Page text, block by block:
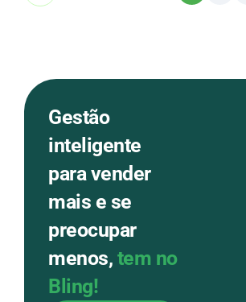
Gestão
inteligente
para vender
mais e se
preocupar
menos, tem no
Bling!